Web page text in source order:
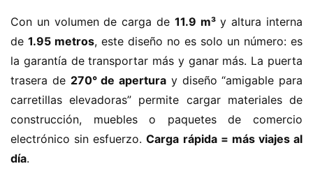
Con un volumen de carga de ​ ​11.9 m³​​ y altura interna
de ​ ​1.95 metros​​, este diseño no es solo un número: es
la garantía de transportar más y ganar más. La puerta
trasera de ​ ​270° de apertura​ ​ y diseño “amigable para
carretillas elevadoras” permite cargar materiales de
construcción, muebles o paquetes de comercio
electrónico sin esfuerzo. ​​Carga rápida = más viajes al
día​​.